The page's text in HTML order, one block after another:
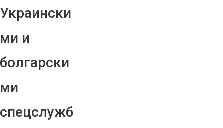
Украински
ми и
болгарски
ми
спецслужб